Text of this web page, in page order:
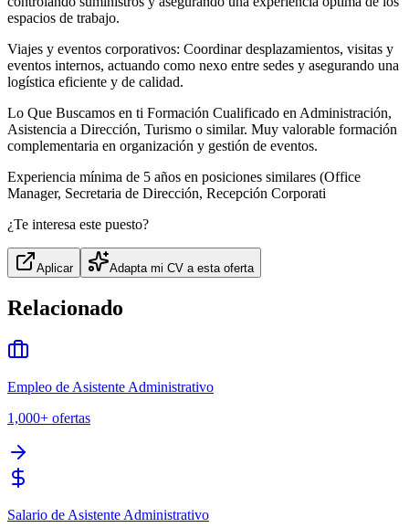
espacios de trabajo.
Viajes y eventos corporativos: Coordinar desplazamientos, visitas y
eventos internos, actuando como nexo entre sedes y asegurando una
logística eficiente y de calidad.
Lo Que Buscamos en ti Formación Cualificado en Administración,
Asistencia a Dirección, Turismo o similar. Muy valorable formación
complementaria en organización y gestión de eventos.
Experiencia mínima de 5 años en posiciones similares (Office
Manager, Secretaria de Dirección, Recepción Corporati
¿Te interesa este puesto?
Aplicar Adapta mi CV a esta oferta
Relacionado
Empleo de Asistente Administrativo
1,000+ ofertas
Salario de Asistente Administrativo